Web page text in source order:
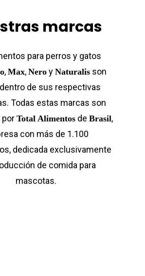
marcas
para perros y gatos
, Max, Neroy Naturalisson
de sus respectivas
Todas estas marcas son
porTotal Alimentos de Brasil,
con más de 1.100
dedicada exclusivamente
de comida para
mascotas.